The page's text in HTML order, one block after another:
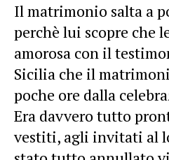
Il matrimonio salta a
perchè lui scopre che
amorosa con il
Sicilia che il
poche ore dalla
Era davvero tutto
vestiti, agli invitati al